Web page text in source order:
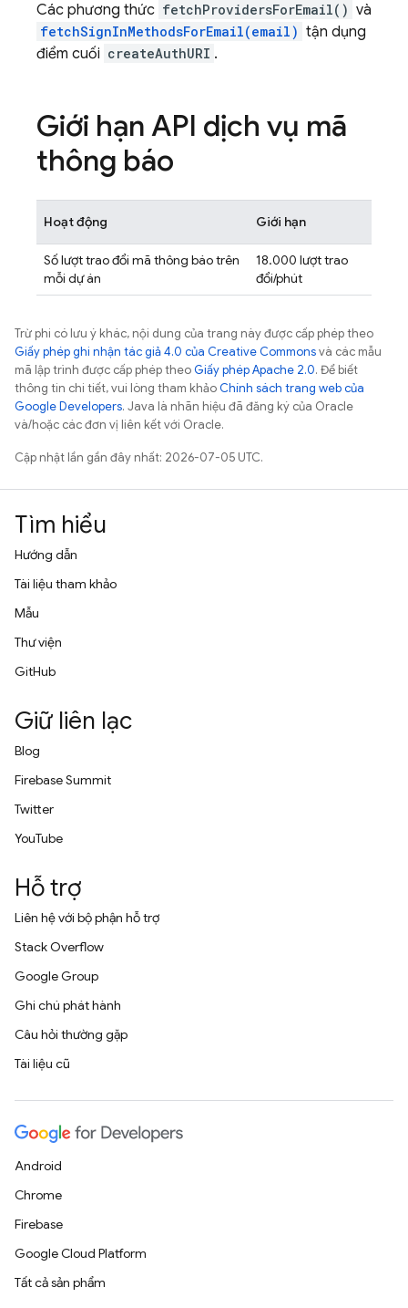
Các phương thức fetchProvidersForEmail() và
fetchSignInMethodsForEmail(email) tận dụng
điểm cuối createAuthURI .
Giới hạn API dịch vụ mã
thông báo
Hoạt động Giới hạn
Số lượt trao đổi mã thông báo trên
mỗi dự án
18.000 lượt trao
đổi/phút
Trừ phi có lưu ý khác, nội dung của trang này được cấp phép theo
Giấy phép ghi nhận tác giả 4.0 của Creative Commonsvà các mẫu
mã lập trình được cấp phép theoGiấy phép Apache 2.0. Để biết
thông tin chi tiết, vui lòng tham khảoChính sách trang web của
Google Developers. Java là nhãn hiệu đã đăng ký của Oracle
và/hoặc các đơn vị liên kết với Oracle.
Cập nhật lần gần đây nhất: 2026-07-05 UTC.
Tìm hiểu
Hướng dẫn
Tài liệu tham khảo
Mẫu
Thư viện
GitHub
Giữ liên lạc
Blog
Firebase Summit
Twitter
YouTube
Hỗ trợ
Liên hệ với bộ phận hỗ trợ
Stack Overflow
Google Group
Ghi chú phát hành
Câu hỏi thường gặp
Tài liệu cũ
Android
Chrome
Firebase
Google Cloud Platform
Tất cả sản phẩm